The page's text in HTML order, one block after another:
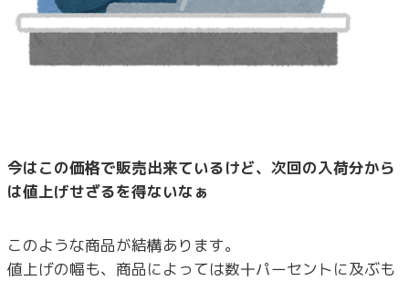
今はこの価格で販売出来ているけど、次回の入荷分から
は値上げせざるを得ないなぁ
このような商品が結構あります。
値上げの幅も、商品によっては数十パーセントに及ぶも